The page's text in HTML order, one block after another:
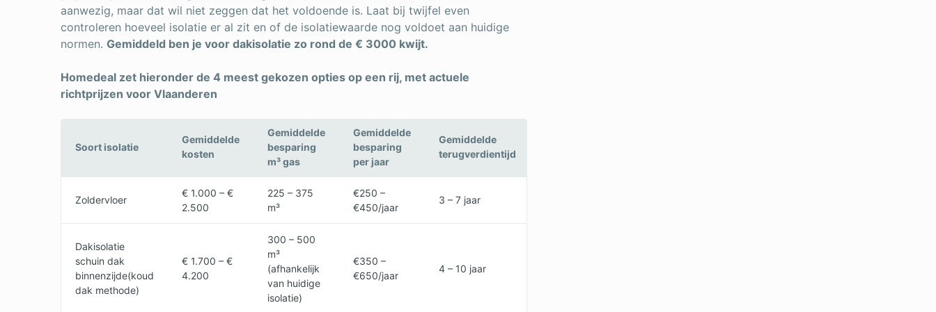
aanwezig, maar dat wil niet zeggen dat het voldoende is. Laat bij twijfel even
controleren hoeveel isolatie er al zit en of de isolatiewaarde nog voldoet aan huidige
normen. Gemiddeld ben je voor dakisolatie zo rond de € 3000 kwijt.
Homedeal zet hieronder de 4 meest gekozen opties op een rij, met actuele
richtprijzen voor Vlaanderen
Soort isolatie
Gemiddelde
kosten
Gemiddelde
besparing
m³ gas
Gemiddelde
besparing
per jaar
Gemiddelde
terugverdientijd
Zoldervloer
€ 1.000 – €
2.500
225 – 375
m³
€250 –
€450/jaar
3 – 7 jaar
Dakisolatie
schuin dak
binnenzijde(koud
dak methode)
€ 1.700 – €
4.200
300 – 500
m³
(afhankelijk
van huidige
isolatie)
€350 –
€650/jaar
4 – 10 jaar